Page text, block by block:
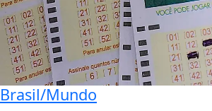
Brasil/Mundo